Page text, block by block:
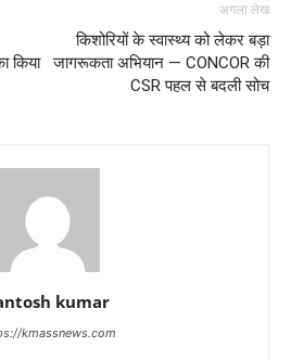
किया
अगला लेख
किशोरियों के स्वास्थ्य को लेकर बड़ा
जागरूकता अभियान — CONCOR की
CSR पहल से बदली सोच
kumar
kmassnews.com